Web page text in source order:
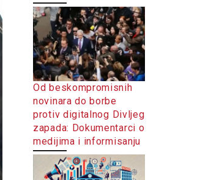
Od beskompromisnih
novinara do borbe
protiv digitalnog Divljeg
zapada: Dokumentarci o
medijima i informisanju